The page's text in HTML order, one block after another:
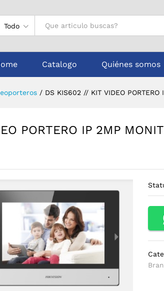
Todo
Catalogo Quiénes somos
/ DS KIS602 // KIT VIDEO PORTERO
PORTERO IP 2MP